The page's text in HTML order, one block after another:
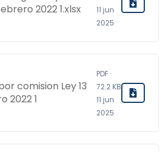
2022 1.xlsx
11 jun
2025
comision Ley 13
2022 1
PDF ·
72.2 KB ·
11 jun
2025